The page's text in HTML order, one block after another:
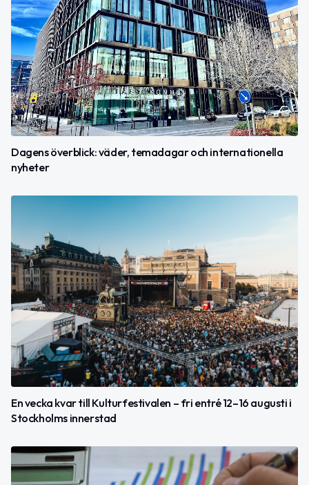
Dagens överblick: väder, temadagar och internationella
nyheter
En vecka kvar till Kulturfestivalen – fri entré 12–16 augusti i
Stockholms innerstad